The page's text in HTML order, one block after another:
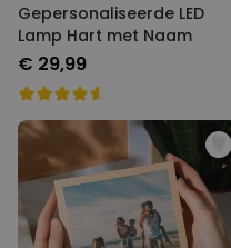
Gepersonaliseerde LED
Lamp Hart met Naam
€ 29,99